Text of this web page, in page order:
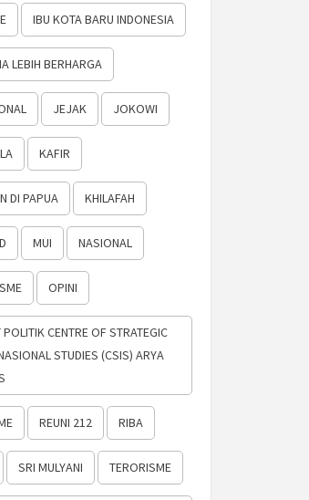
IBU KOTA BARU INDONESIA
LEBIH BERHARGA
JEJAK JOKOWI
KAFIR
DI PAPUA KHILAFAH
MUI NASIONAL
OPINI
CENTRE OF STRATEGIC
STUDIES (CSIS) ARYA
REUNI 212 RIBA
SRI MULYANI TERORISME